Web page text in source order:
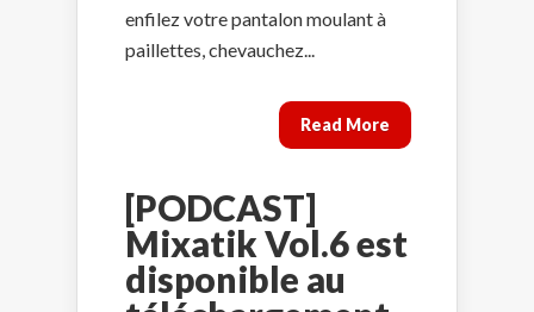
enfilez votre pantalon moulant à
paillettes, chevauchez...
Read More
[PODCAST]
Mixatik Vol.6 est
disponible au